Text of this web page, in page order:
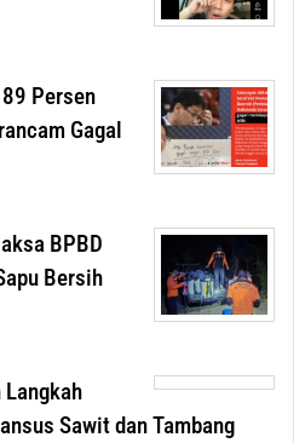
Persen
Gagal
BPBD
Bersih
Langkah
Sawit dan Tambang